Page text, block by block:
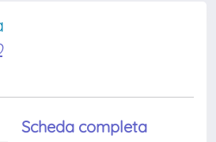
Scheda completa